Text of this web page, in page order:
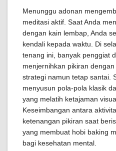
Menunggu adonan
meditasi aktif. Saat Anda
dengan kain lembap, Anda
kendali kepada waktu. Di
tenang ini, banyak penggiat
menjernihkan pikiran
strategi namun tetap santai.
menyusun pola-pola klasik
yang melatih ketajaman
Keseimbangan antara
ketenangan pikiran saat
yang membuat hobi baking
bagi kesehatan mental.